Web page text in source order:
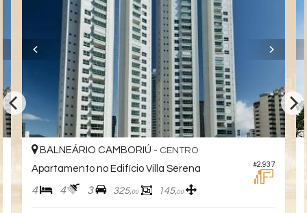
#2.937
BALNEÁRIO CAMBORIÚ - CENTRO
Apartamento no Edifício Villa Serena
4 4 3 325,00 145,00